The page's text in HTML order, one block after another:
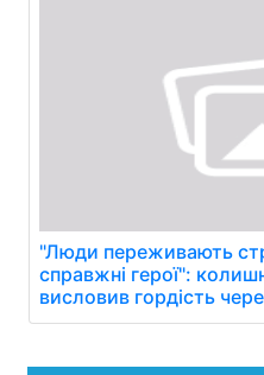
"Люди переживають
справжні герої":
висловив гордість